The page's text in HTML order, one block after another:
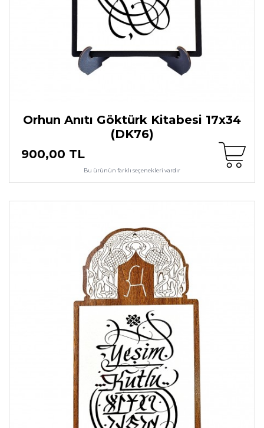
Orhun Anıtı Göktürk Kitabesi 17x34
(DK76)
900,00 TL
Bu ürünün farklı seçenekleri vardır